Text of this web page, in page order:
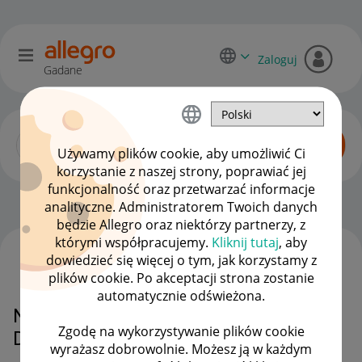
Używamy plików cookie, aby umożliwić Ci
korzystanie z naszej strony, poprawiać jej
funkcjonalność oraz przetwarzać informacje
analityczne. Administratorem Twoich danych
będzie Allegro oraz niektórzy partnerzy, z
którymi współpracujemy. Kliknij tutaj, aby
dowiedzieć się więcej o tym, jak korzystamy z
plików cookie. Po akceptacji strona zostanie
automatycznie odświeżona.
Zgodę na wykorzystywanie plików cookie
wyrażasz dobrowolnie. Możesz ją w każdym
Gadane
Zaloguj
Allegro Delivery OPCJE
Nieodebrane przesyłki z Automatu
DHL BOX
WSZYSTKIE TEMATY